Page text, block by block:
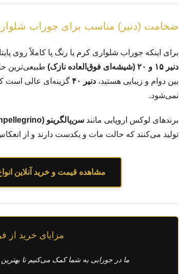
ضخامت (دنیر) مناسب برای جوراب
برای اینکه جوراب شلواری کرم یا رنگ پا کاملاً روی
دنیر ۱۵ و ۲۰ (شیشه‌ای فوق‌العاده نازک)
طبیعی‌ترین
بین دوام و زیبایی هستید، دنیر ۴۰
گزینه‌ای عالی است
نمی‌شود.
برندهای لوکس اروپایی مانند سن‌پالگرینو (Sanpellegrino)
تولید می‌کنند که حالت مات و یکدست دارند و از
مشاهده قیمت و خرید آنلاین
مزایای خرید از
ما در جورابی به شما کمک می‌کنیم تا